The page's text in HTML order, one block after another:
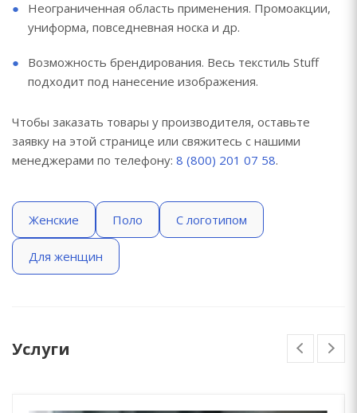
Неограниченная область применения. Промоакции,
униформа, повседневная носка и др.
Возможность брендирования. Весь текстиль Stuff
подходит под нанесение изображения.
Чтобы заказать товары у производителя, оставьте
заявку на этой странице или свяжитесь с нашими
менеджерами по телефону: 8 (800) 201 07 58.
Женские Поло С логотипом
Для женщин
Услуги